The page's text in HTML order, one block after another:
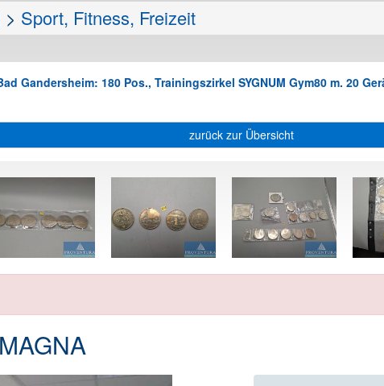
> Sport, Fitness, Freizeit
Gandersheim: 180 Pos., Trainingszirkel SYGNUM Gym80 m. 20
zurück zur Übersicht